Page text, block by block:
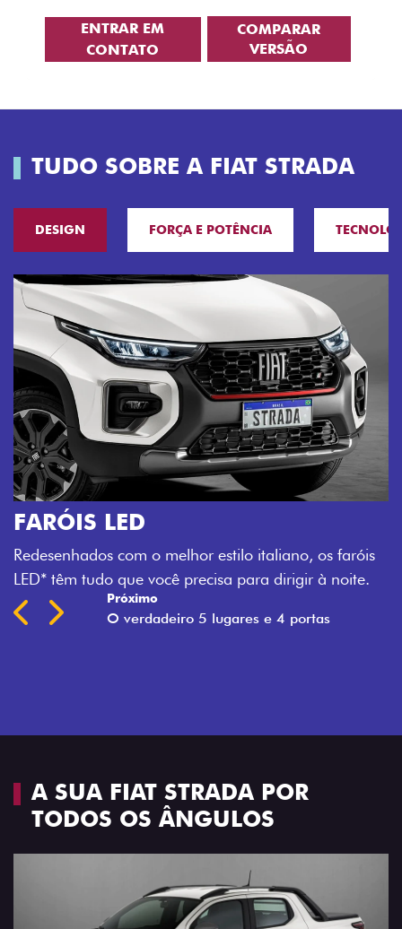
ENTRAR EM
CONTATO
COMPARAR
VERSÃO
TUDO SOBRE A FIAT STRADA
DESIGN FORÇA E POTÊNCIA
A SUA FIAT STRADA POR
TODOS OS ÂNGULOS